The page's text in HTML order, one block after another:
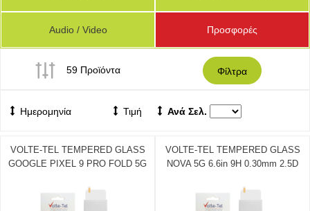
Audio / Video Προσφορές
59 Προϊόντα Φίλτρα
Ημερομηνία Τιμή Ανά Σελ.
VOLTE-TEL TEMPERED GLASS
GOOGLE PIXEL 9 PRO FOLD 5G
GLUE
VOLTE-TEL TEMPERED GLASS
NOVA 5G 6.6in 9H 0.30mm 2.5D